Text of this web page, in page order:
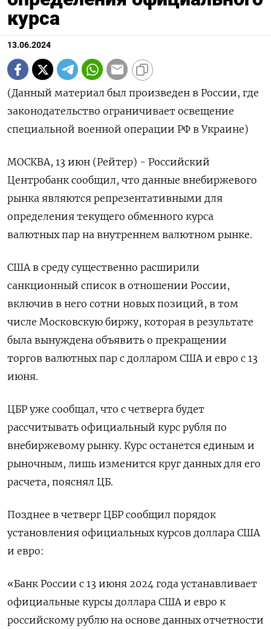
курса
13.06.2024
(Данный материал был произведен в России, где
законодательство ограничивает освещение
специальной военной операции РФ в Украине)
МОСКВА, 13 июн (Рейтер) - Российский
Центробанк сообщил, что данные внебиржевого
рынка являются репрезентативными для
определения текущего обменного курса
валютных пар на внутреннем валютном рынке.
США в среду существенно расширили
санкционный список в отношении России,
включив в него сотни новых позиций, в том
числе Московскую биржу, которая в результате
была вынуждена объявить о прекращении
торгов валютных пар с долларом США и евро с 13
июня.
ЦБР уже сообщал, что с четверга будет
рассчитывать официальный курс рубля по
внебиржевому рынку. Курс останется единым и
рыночным, лишь изменится круг данных для его
расчета, пояснял ЦБ.
Позднее в четверг ЦБР сообщил порядок
установления официальных курсов доллара США
и евро:
«Банк России с 13 июня 2024 года устанавливает
официальные курсы доллара США и евро к
российскому рублю на основе данных отчетности